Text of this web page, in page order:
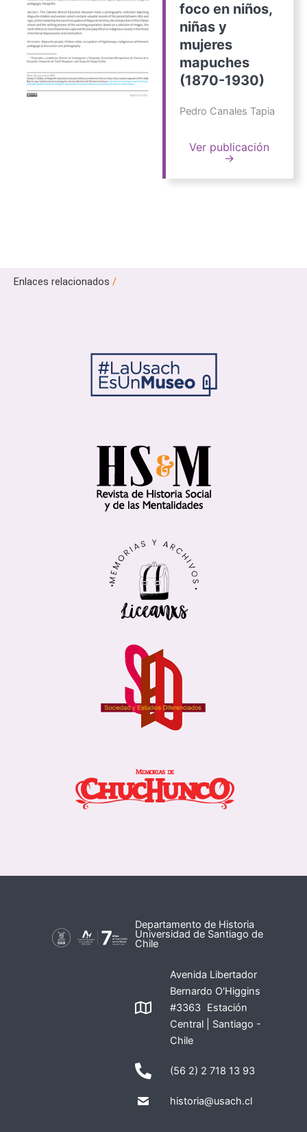
foco en niños,
niñas y
mujeres
mapuches
(1870-1930)
Pedro Canales Tapia
Ver publicación
→
Enlaces relacionados /
Departamento de Historia
Universidad de Santiago de
Chile
Avenida Libertador
Bernardo O'Higgins
#3363 Estación
Central | Santiago -
Chile
(56 2) 2 718 13 93
historia@usach.cl